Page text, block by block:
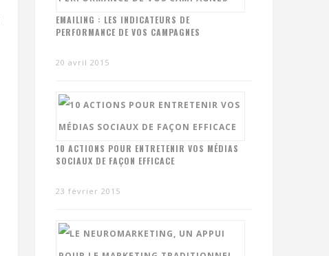
EMAILING : LES INDICATEURS DE
PERFORMANCE DE VOS CAMPAGNES
20 avril 2015
10 ACTIONS POUR ENTRETENIR VOS MÉDIAS
SOCIAUX DE FAÇON EFFICACE
23 février 2015